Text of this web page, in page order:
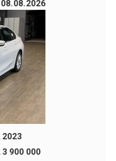
08.08.2026
2023
3 900 000